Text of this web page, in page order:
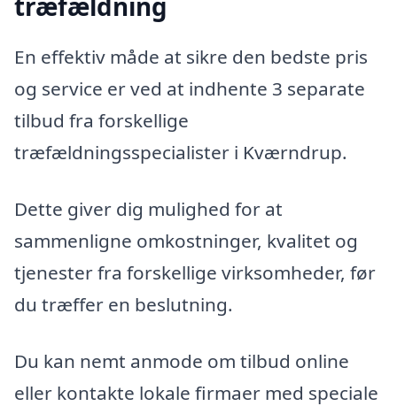
En effektiv måde at sikre den bedste pris
og service er ved at indhente 3 separate
tilbud fra forskellige
træfældningsspecialister i Kværndrup.
Dette giver dig mulighed for at
sammenligne omkostninger, kvalitet og
tjenester fra forskellige virksomheder, før
du træffer en beslutning.
Du kan nemt anmode om tilbud online
eller kontakte lokale firmaer med speciale